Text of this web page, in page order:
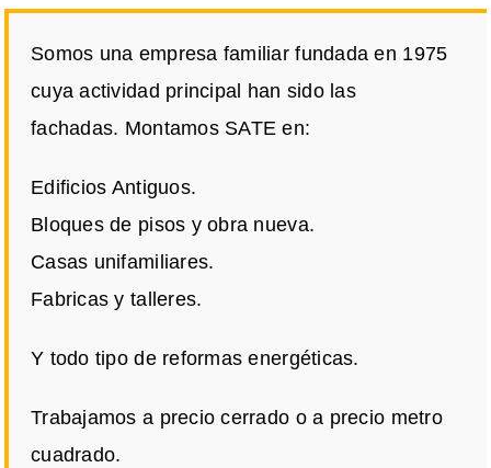
Somos una empresa familiar fundada en 1975
cuya actividad principal han sido las
fachadas. Montamos SATE en:
Edificios Antiguos.
Bloques de pisos y obra nueva.
Casas unifamiliares.
Fabricas y talleres.
Y todo tipo de reformas energéticas.
Trabajamos a precio cerrado o a precio metro
cuadrado.